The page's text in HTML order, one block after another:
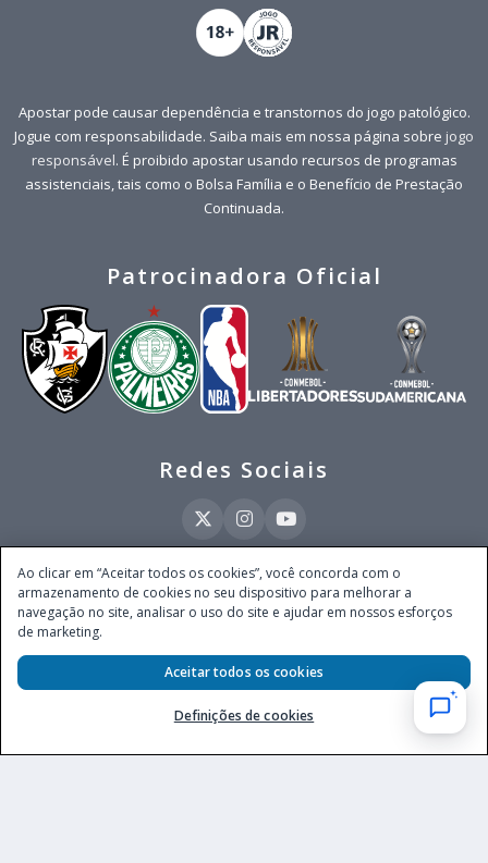
Apostar pode causar dependência e transtornos do jogo patológico.
Jogue com responsabilidade. Saiba mais em nossa página sobre jogo
responsável. É proibido apostar usando recursos de programas
assistenciais, tais como o Bolsa Família e o Benefício de Prestação
Continuada.
Patrocinadora Oficial
Redes Sociais
Este site é operado pela Ventmear Brasil LTDA (CNPJ 52.868.380/0001-84), com
endereço na Avenida Brigadeiro Faria Lima, nº 4.055, 3º andar, Itaim Bibi, no
Município de São Paulo, Estado de São Paulo, CEP 04538-133, Brasil - empresa
Secretaria de Prêmios e Apostas do Ministério da Fazenda, conforme Portaria nº
247, de 07.02.2025, publicada no DOU em 11.2.2025.
Ao clicar em “Aceitar todos os cookies”, você concorda com o
armazenamento de cookies no seu dispositivo para melhorar a
navegação no site, analisar o uso do site e ajudar em nossos esforços
de marketing.
Definições de cookies
Aceitar todos os cookies